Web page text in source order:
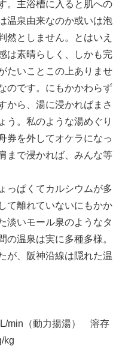
。主浴槽に入ると肌への
温泉由来なのか或いは泡
然としません。とはいえ
は素晴らしく、しかも完
たいことこの上ありませ
のです。にもかかわらず
から、湯に浸かればまさ
う。私のような湯めぐり
券を外してオケラになっ
まで浸かれば、みんな等
っぱくてカルシウムが多
て離れていないにもかか
淡いモール泉のようなタ
の温泉は実に多種多様。
が、阪神沿線は隠れた温
（動力揚湯） 溶存
kg